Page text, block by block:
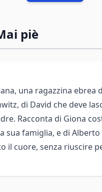
piè
una ragazzina ebrea
di David che deve
Racconta di Giona
sua famiglia, e di
il cuore, senza riuscire